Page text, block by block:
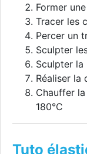
Former
Tracer les
Percer un
Sculpter
Sculpter la
Réaliser la
Chauffer
180°C
Tuto